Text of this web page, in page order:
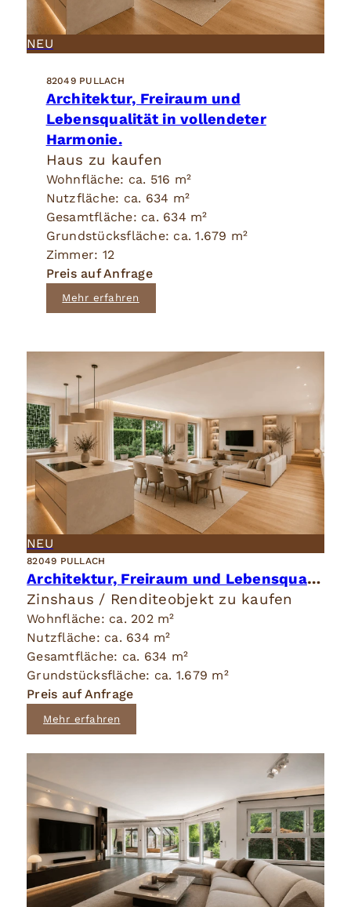
NEU
82049 PULLACH
Architektur, Freiraum und
Lebensqualität in vollendeter
Harmonie.
Haus zu kaufen
Wohnfläche: ca. 516 m²
Nutzfläche: ca. 634 m²
Gesamtfläche: ca. 634 m²
Grundstücksfläche: ca. 1.679 m²
Zimmer: 12
Preis auf Anfrage
Mehr erfahren
NEU
82049 PULLACH
Architektur, Freiraum und Lebensqualität in vollendeter Harmonie.
Zinshaus / Renditeobjekt zu kaufen
Wohnfläche: ca. 202 m²
Nutzfläche: ca. 634 m²
Gesamtfläche: ca. 634 m²
Grundstücksfläche: ca. 1.679 m²
Preis auf Anfrage
Mehr erfahren